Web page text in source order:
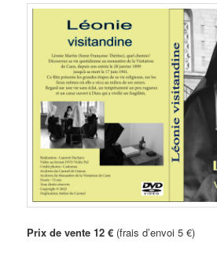
Prix de vente 12 € (frais d’envoi 5 €)